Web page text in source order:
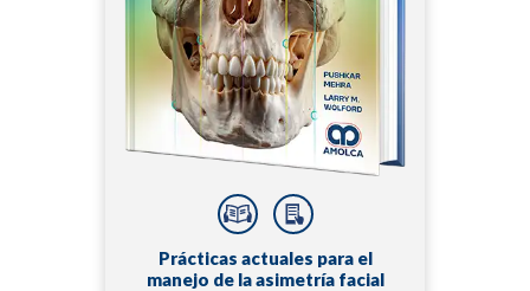
Prácticas actuales para el
manejo de la asimetría facial